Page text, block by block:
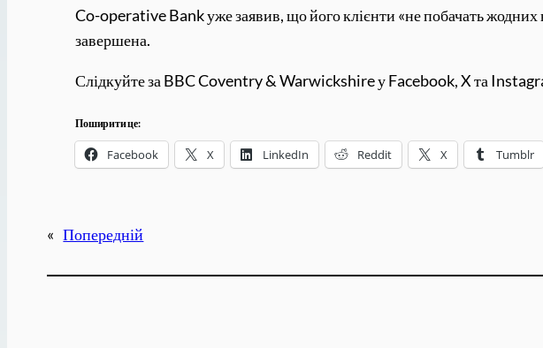
Co-operative Bank уже заявив, що його клієнти «не побачать жодних
завершена.
Слідкуйте за BBC Coventry & Warwickshire у Facebook, X та
Поширити це:
Facebook X LinkedIn Reddit X Tumblr
« Попередній